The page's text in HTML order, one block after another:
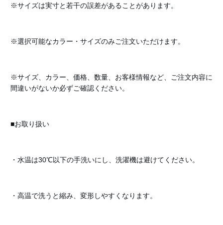
※サイズは実寸と若干の誤差があることがあります。
※選択可能なカラー・サイズのみご注文いただけます。
※サイズ、カラー、価格、数量、お客様情報など、ご注文内容に
間違いがないか必ずご確認ください。
■お取り扱い
・水温は30℃以下の手洗いにし、洗濯機は避けてください。
・高温で洗うと縮み、変形しやすくなります。